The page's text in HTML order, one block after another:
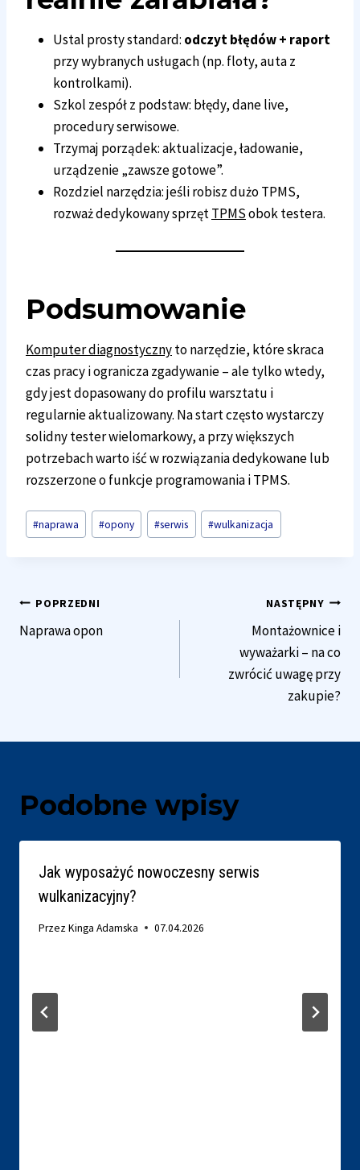
Ustal prosty standard: odczyt błędów + raport
przy wybranych usługach (np. floty, auta z
kontrolkami).
Szkol zespół z podstaw: błędy, dane live,
procedury serwisowe.
Trzymaj porządek: aktualizacje, ładowanie,
urządzenie „zawsze gotowe”.
Rozdziel narzędzia: jeśli robisz dużo TPMS,
rozważ dedykowany sprzętTPMSobok testera.
Podsumowanie
Komputer diagnostycznyto narzędzie, które skraca
czas pracy i ogranicza zgadywanie – ale tylko wtedy,
gdy jest dopasowany do profilu warsztatu i
regularnie aktualizowany. Na start często wystarczy
solidny tester wielomarkowy, a przy większych
potrzebach warto iść w rozwiązania dedykowane lub
rozszerzone o funkcje programowania i TPMS.
Tagi
wpisu:
#naprawa #opony #serwis #wulkanizacja
Nawigacja
wpisu
POPRZEDNI
Naprawa opon
NASTĘPNY
Montażownice i
wyważarki – na co
zwrócić uwagę przy
zakupie?
Podobne wpisy
Jak wyposażyć nowoczesny serwis
wulkanizacyjny?
PrzezKinga Adamska 07.04.2026